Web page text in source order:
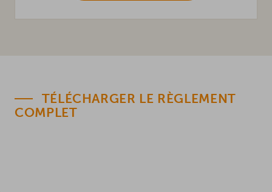
TÉLÉCHARGER LE RÈGLEMENT
COMPLET